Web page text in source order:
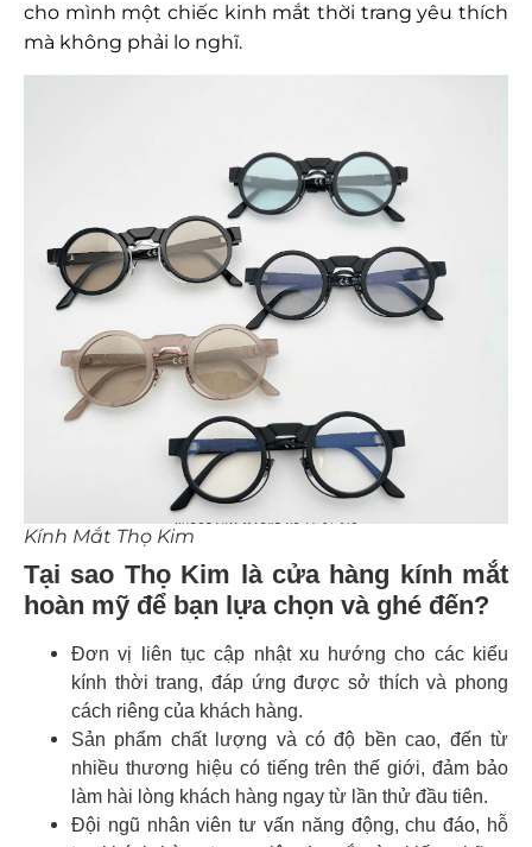
cho mình một chiếc kinh mắt thời trang yêu thích
mà không phải lo nghĩ.
Kính Mắt Thọ Kim
Tại sao Thọ Kim là cửa hàng kính mắt
hoàn mỹ để bạn lựa chọn và ghé đến?
Đơn vị liên tục cập nhật xu hướng cho các kiểu
kính thời trang, đáp ứng được sở thích và phong
cách riêng của khách hàng.
Sản phẩm chất lượng và có độ bền cao, đến từ
nhiều thương hiệu có tiếng trên thế giới, đảm bảo
làm hài lòng khách hàng ngay từ lần thử đầu tiên.
Đội ngũ nhân viên tư vấn năng động, chu đáo, hỗ